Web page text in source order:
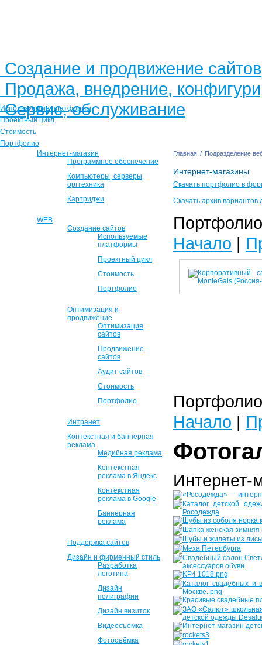
Создание и продвижение сайтов
Продажа, внедрение,
Сервис, обслуживание
Используемые платформы
Проектный цикл
Стоимость
Портфолио
Интернет-магазин
Программное обеспечение
Компьютеры, серверы,
оргтехника
Картриджи
WEB
Создание сайтов
Используемые
платформы
Проектный цикл
Стоимость
Портфолио
Оптимизация и
продвижение
Оптимизация
сайтов
Продвижение
сайтов
Аудит сайтов
Стоимость
Портфолио
Интранет
Контекстная и баннерная
реклама
Медийная реклама
Контекстная
реклама в Яндекс
Контекстная
реклама в Google
Баннерная
реклама
Поддержка сайтов
Дизайн и фирменный стиль
Разработка
логотипа
Дизайн
полиграфии
Дизайн визиток
Видеосъёмка
Фотосъёмка
Главная / Подразделение
Интернет-магазины
Скачать портфолио в
Скачать архив вариантов
Начало |
Начало |
Интернет-